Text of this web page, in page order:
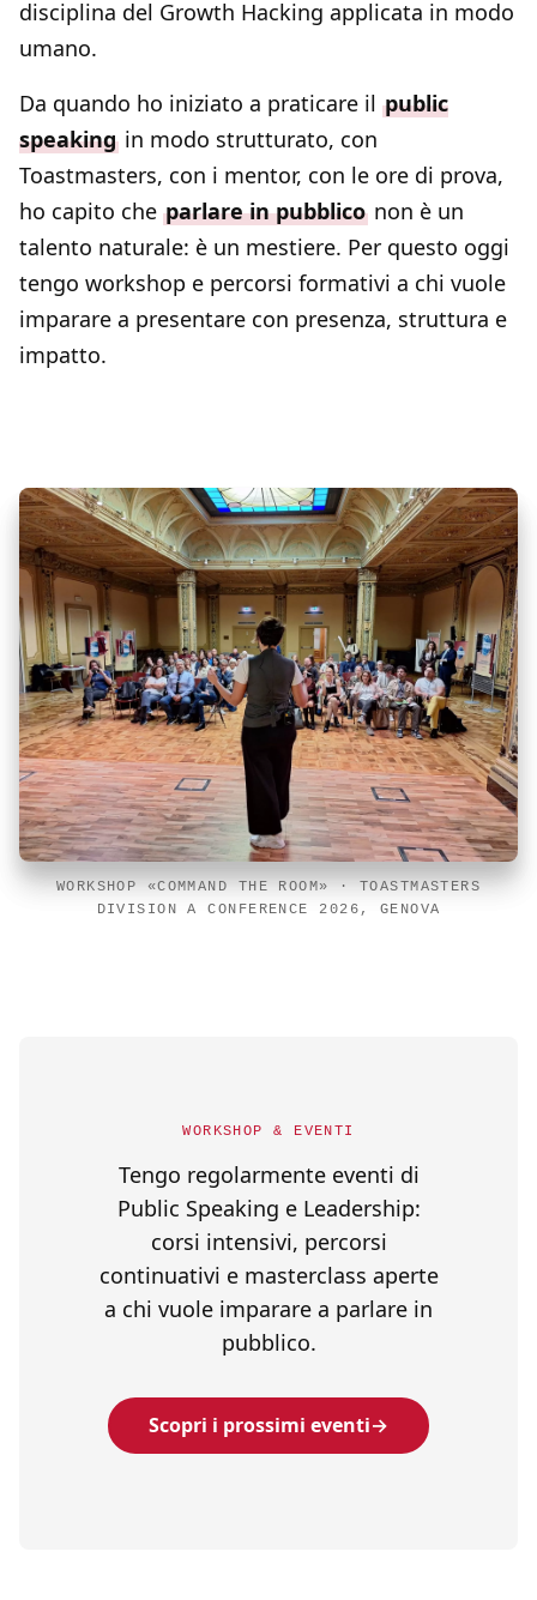
disciplina del Growth Hacking applicata in modo
umano.
Da quando ho iniziato a praticare il public
speakingin modo strutturato, con
Toastmasters, con i mentor, con le ore di prova,
ho capito che parlare in pubbliconon è un
talento naturale: è un mestiere. Per questo oggi
tengo workshop e percorsi formativi a chi vuole
imparare a presentare con presenza, struttura e
impatto.
WORKSHOP «COMMAND THE ROOM» · TOASTMASTERS
DIVISION A CONFERENCE 2026, GENOVA
WORKSHOP & EVENTI
Tengo regolarmente eventi di
Public Speaking e Leadership:
corsi intensivi, percorsi
continuativi e masterclass aperte
a chi vuole imparare a parlare in
pubblico.
Scopri i prossimi eventi→